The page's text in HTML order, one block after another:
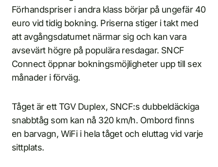
Förhandspriser i andra klass börjar på ungefär 40
euro vid tidig bokning. Priserna stiger i takt med
att avgångsdatumet närmar sig och kan vara
avsevärt högre på populära resdagar. SNCF
Connect öppnar bokningsmöjligheter upp till sex
månader i förväg.
Tåget är ett TGV Duplex, SNCF:s dubbeldäckiga
snabbtåg som kan nå 320 km/h. Ombord finns
en barvagn, WiFi i hela tåget och eluttag vid varje
sittplats.